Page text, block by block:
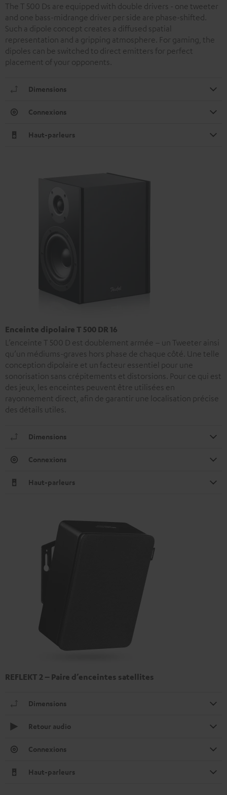
The T 500 Ds are equipped with double drivers - one tweeter
and one bass-midrange driver per side are phase-shifted.
Such a dipole concept creates a diffused spatial
representation and a gripping atmosphere. For gaming, the
dipoles can be switched to direct emitters for perfect
placement of your opponents.
Dimensions
Connexions
Haut-parleurs
Enceinte dipolaire T 500 DR 16
L’enceinte T 500 D est doublement armée – un Tweeter ainsi
qu’un médiums-graves hors phase de chaque côté. Une telle
conception dipolaire et un facteur essentiel pour une
sonorisation sans crépitements et distorsions. Pour ce qui est
des jeux, les enceintes peuvent être utilisées en
rayonnement direct, afin de garantir une localisation précise
des détails utiles.
Dimensions
Connexions
Haut-parleurs
REFLEKT 2 – Paire d’enceintes satellites
Dimensions
Retour audio
Connexions
Haut-parleurs